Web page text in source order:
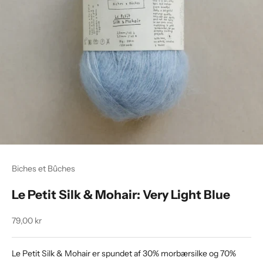
Biches et Bûches
Le Petit Silk & Mohair: Very Light Blue
Salgspris
79,00 kr
Le Petit Silk & Mohair er spundet af 30% morbærsilke og 70%